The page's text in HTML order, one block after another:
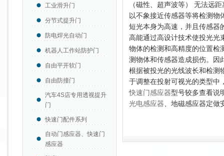
工业滑升门
分节式提升门
防电焊光自动门
机器人工作站防护门
自由平开软门
自由防撞门
汽车4S店专用透视提升
门
快速门配件系列
自动门感应器、快速门
感应器
（磁性、超声波等） 无法远
以不象接近传感器等将检测
短光本身为高速，并且传感
高能通过高设计技术使投光光
物体的检测和高精度的位置
测物体和传感器造成损伤。
根据被投光的光线波长和检
于调整在投射可视光的类型中
快速门感应器型号较多查看说
光电感应器 、地磁感应器定做